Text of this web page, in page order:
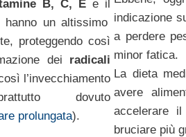
B, C, E e il
hanno un altissimo
proteggendo così
dei radicali
l’invecchiamento
dovuto
prolungata).
indicazione
a perdere
minor fatica.
La dieta
avere
accelerare
bruciare più